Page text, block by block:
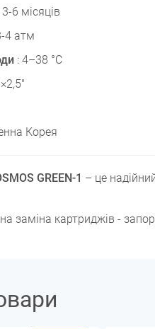
3-6 місяців
4 атм
: 4–38 °C
Корея
GREEN-1 – це
заміна картриджів -